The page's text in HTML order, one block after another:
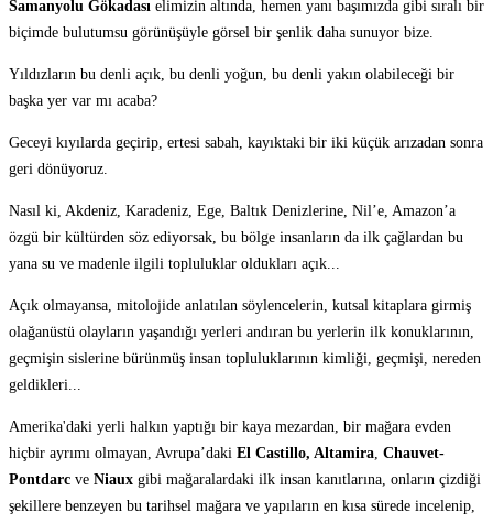
Samanyolu Gökadası elimizin altında, hemen yanı başımızda gibi sıralı bir
biçimde bulutumsu görünüşüyle görsel bir şenlik daha sunuyor bize.
Yıldızların bu denli açık, bu denli yoğun, bu denli yakın olabileceği bir
başka yer var mı acaba?
Geceyi kıyılarda geçirip, ertesi sabah, kayıktaki bir iki küçük arızadan sonra
geri dönüyoruz.
Nasıl ki, Akdeniz, Karadeniz, Ege, Baltık Denizlerine, Nil’e, Amazon’a
özgü bir kültürden söz ediyorsak, bu bölge insanların da ilk çağlardan bu
yana su ve madenle ilgili topluluklar oldukları açık...
Açık olmayansa, mitolojide anlatılan söylencelerin, kutsal kitaplara girmiş
olağanüstü olayların yaşandığı yerleri andıran bu yerlerin ilk konuklarının,
geçmişin sislerine bürünmüş insan topluluklarının kimliği, geçmişi, nereden
geldikleri...
Amerika'daki yerli halkın yaptığı bir kaya mezardan, bir mağara evden
hiçbir ayrımı olmayan, Avrupa’daki El Castillo, Altamira, Chauvet-
Pontdarc ve Niaux gibi mağaralardaki ilk insan kanıtlarına, onların çizdiği
şekillere benzeyen bu tarihsel mağara ve yapıların en kısa sürede incelenip,